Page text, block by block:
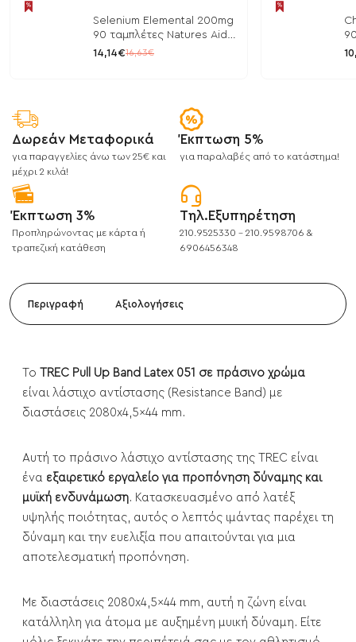
Selenium Elemental 200mg
90 ταμπλέτες Natures Aid
/ Μέταλλα
14,14€16,63€
/
Δωρεάν Μεταφορικά
για παραγγελίες άνω των 25€ και
μέχρι 2 κιλά!
Έκπτωση 5%
για παραλαβές από το κατάστημα!
Έκπτωση 3%
Προπληρώνοντας με κάρτα ή
τραπεζική κατάθεση
Τηλ.Εξυπηρέτηση
210.9525330 - 210.9598706 &
6906456348
Περιγραφή Αξιολογήσεις
To
TREC Pull Up Band Latex 051 σε πράσινο χρώμα
είναι λάστιχο αντίστασης (Resistance Band) με
διαστάσεις 2080x4,5x44 mm.
Αυτή το πράσινο λάστιχο αντίστασης της TREC είναι
ένα εξαιρετικό εργαλείο για προπόνηση δύναμης και
μυϊκή ενδυνάμωση. Κατασκευασμένο από λατέξ
υψηλής ποιότητας, αυτός ο λεπτός ιμάντας παρέχει τη
δύναμη και την ευελιξία που απαιτούνται για μια
αποτελεσματική προπόνηση.
Με διαστάσεις 2080x4,5x44 mm, αυτή η ζώνη είναι
κατάλληλη για άτομα με αυξημένη μυική δύναμη. Είτε